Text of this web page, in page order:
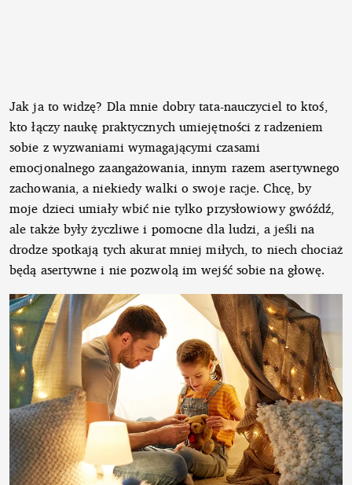
Jak ja to widzę? Dla mnie dobry tata-nauczyciel to ktoś,
kto łączy naukę praktycznych umiejętności z radzeniem
sobie z wyzwaniami wymagającymi czasami
emocjonalnego zaangażowania, innym razem asertywnego
zachowania, a niekiedy walki o swoje racje. Chcę, by
moje dzieci umiały wbić nie tylko przysłowiowy gwóźdź,
ale także były życzliwe i pomocne dla ludzi, a jeśli na
drodze spotkają tych akurat mniej miłych, to niech chociaż
będą asertywne i nie pozwolą im wejść sobie na głowę.